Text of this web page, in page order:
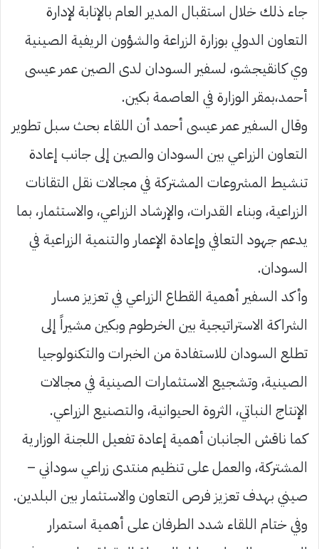
جاء ذلك خلال استقبال المدير العام بالإنابة لإدارة
التعاون الدولي بوزارة الزراعة والشؤون الريفية الصينية
وي كانقيجشو، لسفير السودان لدى الصين عمر عيسى
أحمد،بمقر الوزارة في العاصمة بكين.
وقال السفير عمر عيسى أحمد أن اللقاء بحث سبل تطوير
التعاون الزراعي بين السودان والصين إلى جانب إعادة
تنشيط المشروعات المشتركة في مجالات نقل التقانات
الزراعية، وبناء القدرات، والإرشاد الزراعي، والاستثمار، بما
يدعم جهود التعافي وإعادة الإعمار والتنمية الزراعية في
السودان.
وأكد السفير أهمية القطاع الزراعي في تعزيز مسار
الشراكة الاستراتيجية بين الخرطوم وبكين مشيراً إلى
تطلع السودان للاستفادة من الخبرات والتكنولوجيا
الصينية، وتشجيع الاستثمارات الصينية في مجالات
الإنتاج النباتي، الثروة الحيوانية، والتصنيع الزراعي.
كما ناقش الجانبان أهمية إعادة تفعيل اللجنة الوزارية
المشتركة، والعمل على تنظيم منتدى زراعي سوداني –
صيني بهدف تعزيز فرص التعاون والاستثمار بين البلدين.
وفي ختام اللقاء شدد الطرفان على أهمية استمرار